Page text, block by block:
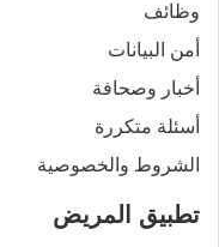
وظائف
أمن البيانات
أخبار وصحافة
أسئلة متكررة
الشروط والخصوصية
تطبيق المريض